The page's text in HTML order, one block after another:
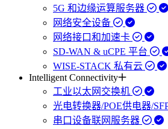
5G 和边缘运算服务器
网络安全设备
网络接口和加速卡
SD-WAN & uCPE 平台
WISE-STACK 私有云
Intelligent Connectivity
工业以太网交换机
光电转换器/POE供电器/
串口设备联网服务器